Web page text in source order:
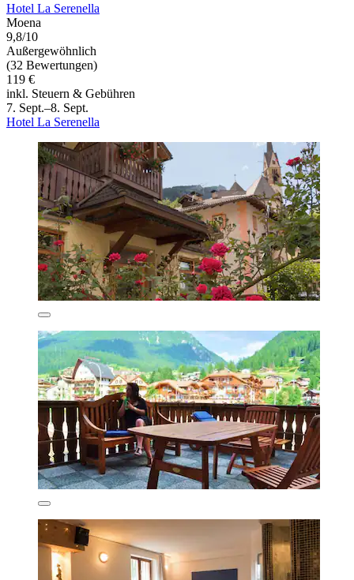
Hotel La Serenella
Moena
9,8/10
Außergewöhnlich
(32 Bewertungen)
119 €
inkl. Steuern & Gebühren
7. Sept.–8. Sept.
Hotel La Serenella